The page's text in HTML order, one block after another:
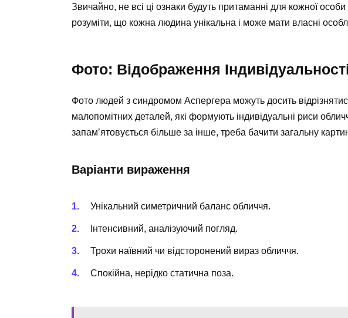
Звичайно, не всі ці ознаки будуть притаманні для кожної
розуміти, що кожна людина унікальна і може мати власні
Фото: Відображення
Фото людей з синдромом Аспергера можуть досить
малопомітних деталей, які формують індивідуальні риси
запам’ятовується більше за інше, треба бачити загальну
Варіанти вираження
Унікальний симетричний баланс обличчя.
Інтенсивний, аналізуючий погляд.
Трохи наївний чи відсторонений вираз обличчя.
Спокійна, нерідко статична поза.